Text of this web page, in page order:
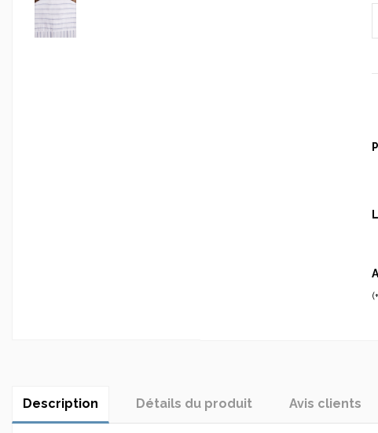
Description Détails du produit Avis clients